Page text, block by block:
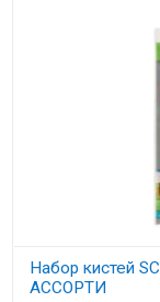
Набор кистей
АССОРТИ